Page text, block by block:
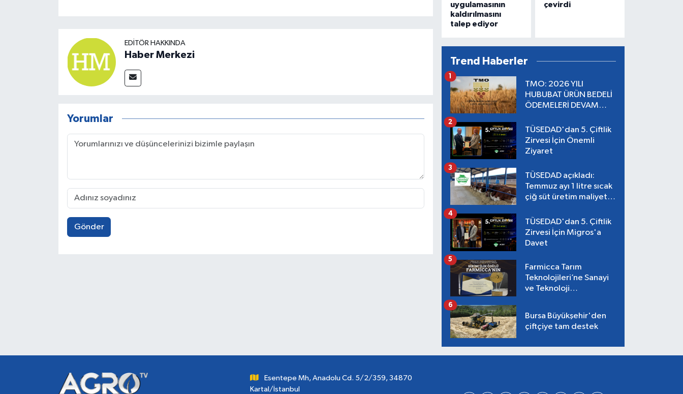
EDITÖR HAKKINDA
Haber Merkezi
Yorumlar
Gönder
uygulamasının
kaldırılmasını
talep ediyor
çevirdi
Trend Haberler
TMO: 2026 YILI
HUBUBAT ÜRÜN BEDELİ
ÖDEMELERİ DEVAM
1
TÜSEDAD'dan 5. Çiftlik
Zirvesi İçin Önemli
Ziyaret
2
TÜSEDAD açıkladı:
Temmuz ayı 1 litre sıcak
çiğ süt üretim maliyeti
3
TÜSEDAD'dan 5. Çiftlik
Zirvesi İçin Migros'a
Davet
4
Farmicca Tarım
Teknolojileri’ne Sanayi
ve Teknoloji
5
Bursa Büyükşehir'den
çiftçiye tam destek
6
Esentepe Mh, Anadolu Cd. 5/2/359, 34870
Kartal/İstanbul